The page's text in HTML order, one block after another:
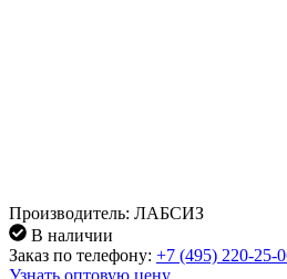
Производитель: ЛАБСИЗ
В наличии
Заказ по телефону: +7 (495) 220-25-
Узнать оптовую цену